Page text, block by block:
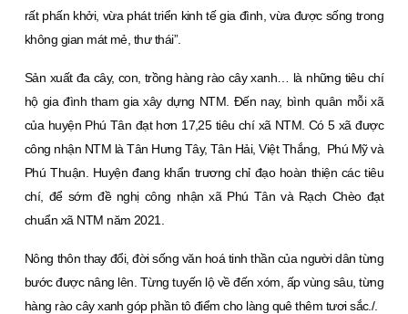
rất phấn khởi, vừa phát triển kinh tế gia đình, vừa được sống trong
không gian mát mẻ, thư thái”.
Sản xuất đa cây, con, trồng hàng rào cây xanh… là những tiêu chí
hộ gia đình tham gia xây dựng NTM. Ðến nay, bình quân mỗi xã
của huyện Phú Tân đạt hơn 17,25 tiêu chí xã NTM. Có 5 xã được
công nhận NTM là Tân Hưng Tây, Tân Hải, Việt Thắng, Phú Mỹ và
Phú Thuận. Huyện đang khẩn trương chỉ đạo hoàn thiện các tiêu
chí, để sớm đề nghị công nhận xã Phú Tân và Rạch Chèo đạt
chuẩn xã NTM năm 2021.
Nông thôn thay đổi, đời sống văn hoá tinh thần của người dân từng
bước được nâng lên. Từng tuyến lộ về đến xóm, ấp vùng sâu, từng
hàng rào cây xanh góp phần tô điểm cho làng quê thêm tươi sắc./.